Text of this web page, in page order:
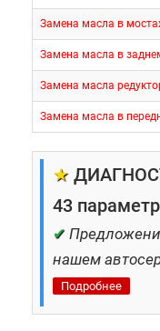
Замена масла в
Замена масла в
Замена масла
Замена масла в
★
43
✔
нашем
Подробнее